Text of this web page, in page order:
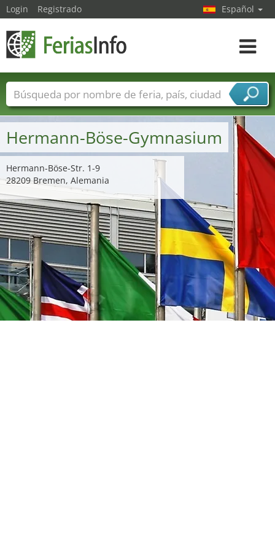
Hermann-Böse-Gymnasium
Hermann-Böse-Str. 1-9
28209 Bremen, Alemania
Login Registrado Español
toggle
Nombres de ferias Países
Ciudades
Sectores de ferias
Sectores de proveedor de servicios